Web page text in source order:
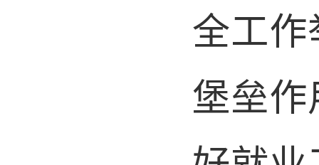
全工
堡垒